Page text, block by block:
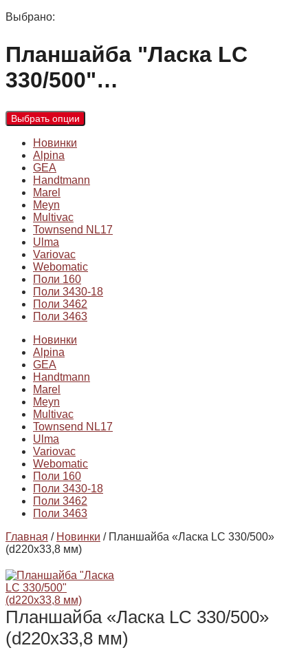
Выбрано:
Планшайба "Ласка LC
330/500"…
Выбрать опции
Новинки
Alpina
GEA
Handtmann
Marel
Meyn
Multivac
Townsend NL17
Ulma
Variovac
Webomatic
Поли 160
Поли 3430-18
Поли 3462
Поли 3463
Новинки
Alpina
GEA
Handtmann
Marel
Meyn
Multivac
Townsend NL17
Ulma
Variovac
Webomatic
Поли 160
Поли 3430-18
Поли 3462
Поли 3463
Главная / Новинки / Планшайба «Ласка LC 330/500»
(d220x33,8 мм)
Планшайба «Ласка LC 330/500»
(d220x33,8 мм)